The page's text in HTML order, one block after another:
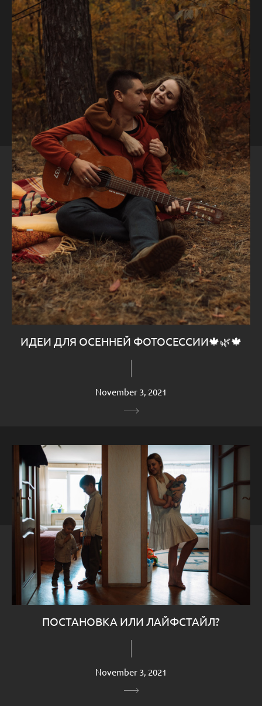
ИДЕИ ДЛЯ ОСЕННЕЙ ФОТОСЕССИИ🍁🌿🍁
November 3, 2021
ПОСТАНОВКА ИЛИ ЛАЙФСТАЙЛ?
November 3, 2021